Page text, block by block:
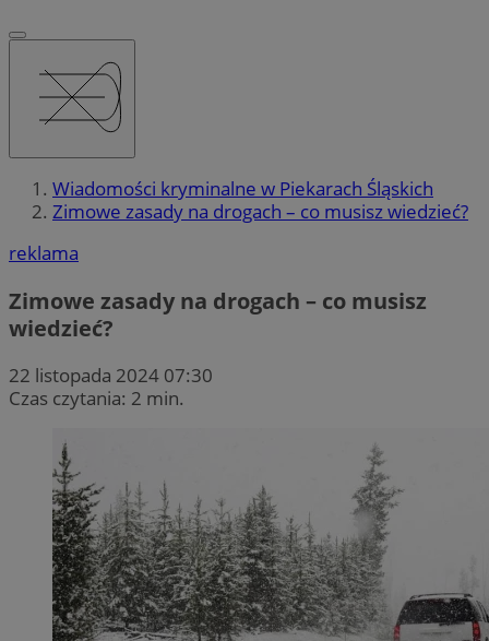
Wiadomości kryminalne w Piekarach Śląskich
Zimowe zasady na drogach – co musisz wiedzieć?
reklama
Zimowe zasady na drogach – co musisz
wiedzieć?
22 listopada 2024 07:30
Czas czytania: 2 min.